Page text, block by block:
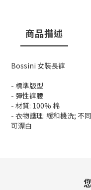
商品描述
Bossini 女裝長褲
- 標準版型
- 彈性褲腰
- 材質: 100% 棉
- 衣物護理: 緩和機洗; 不
可漂白